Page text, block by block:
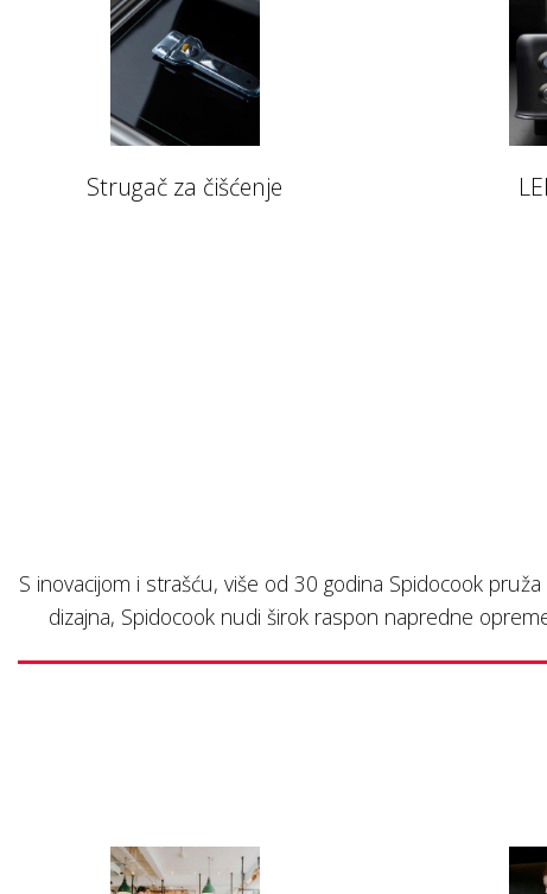
Strugač za čišćenje
S inovacijom i strašću, više od 30 godina Spidocook
dizajna, Spidocook nudi širok raspon napredne